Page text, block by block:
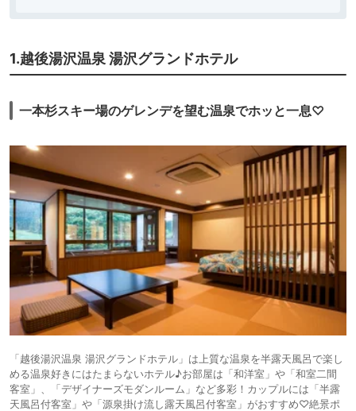
1.越後湯沢温泉 湯沢グランドホテル
一本杉スキー場のゲレンデを望む温泉でホッと一息♡
「越後湯沢温泉 湯沢グランドホテル」は上質な温泉を半露天風呂で楽し
める温泉好きにはたまらないホテル♪お部屋は「和洋室」や「和室二間
客室」、「デザイナーズモダンルーム」など多彩！カップルには「半露
天風呂付客室」や「源泉掛け流し露天風呂付客室」がおすすめ♡絶景ポ